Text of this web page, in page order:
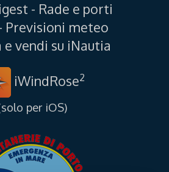
- Rade e porti
Previsioni meteo
e vendi su iNautia
iWindRose2
per iOS)